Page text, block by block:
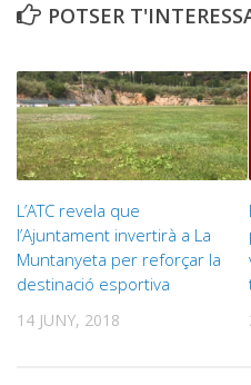
POTSER
L’ATC revela que
l’Ajuntament invertirà a La
Muntanyeta per reforçar la
destinació esportiva
14 JUNY, 2018